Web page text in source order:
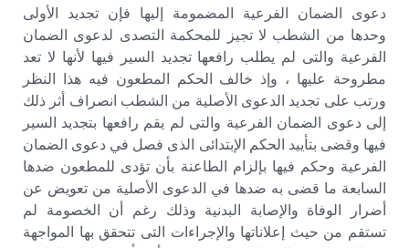
دعوى الضمان الفرعية المضمومة إليها فإن تجديد الأولى
وحدها من الشطب لا تجيز للمحكمة التصدى لدعوى الضمان
الفرعية والتى لم يطلب رافعها تجديد السير فيها لأنها لا تعد
مطروحة عليها ، وإذ خالف الحكم المطعون فيه هذا النظر
ورتب على تجديد الدعوى الأصلية من الشطب انصراف أثر ذلك
إلى دعوى الضمان الفرعية والتى لم يقم رافعها بتجديد السير
فيها وقضى بتأييد الحكم الإبتدائى الذى فصل في دعوى الضمان
الفرعية وحكم فيها بإلزام الطاعنة بأن تؤدى للمطعون ضدها
السابعة ما قضى به ضدها في الدعوى الأصلية من تعويض عن
أضرار الوفاة والإصابة البدنية وذلك رغم أن الخصومة لم
تستقم من حيث إعلاناتها والإجراءات التى تتحقق بها المواجهة